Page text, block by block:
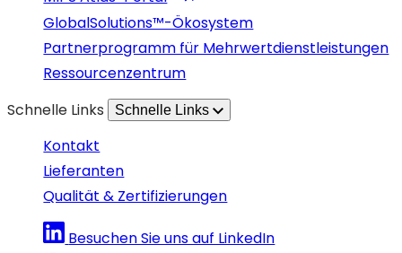
einem
neuen
Tab
in
einem
neuen
geöffnet)
GlobalSolutions™-Ökosystem
Partnerprogramm für Mehrwertdienstleistungen
Ressourcenzentrum
Schnelle Links
Schnelle Links
Kontakt
Lieferanten
Qualität & Zertifizierungen
Besuchen Sie uns auf LinkedIn